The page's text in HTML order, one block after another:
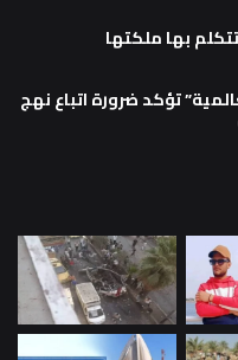
بها ملكتها
تؤكد ضرورة اتباع نهج